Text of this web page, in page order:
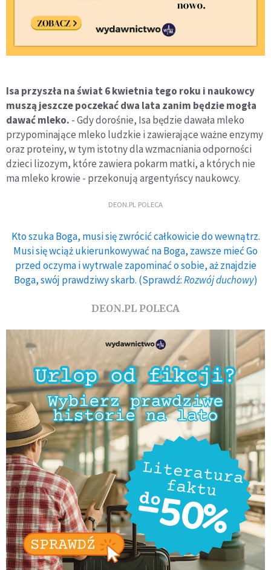
Isa przyszła na świat 6 kwietnia tego roku i naukowcy
muszą jeszcze poczekać dwa lata zanim będzie mogła
dawać mleko. - Gdy dorośnie, Isa będzie dawała mleko
przypominające mleko ludzkie i zawierające ważne enzymy
oraz proteiny, w tym istotny dla wzmacniania odporności
dzieci lizozym, które zawiera pokarm matki, a których nie
ma mleko krowie - przekonują argentyńscy naukowcy.
DEON.PL POLECA
Kto szuka Boga, musi się zwrócić całkowicie do wewnątrz.
Musi się wciąż ukierunkowywać na Boga, zawsze mieć Go
przed oczyma i wytrwale zapominać o sobie, aż znajdzie
Boga, swój prawdziwy skarb. (Sprawdź:Rozwój duchowy)
DEON.PL POLECA